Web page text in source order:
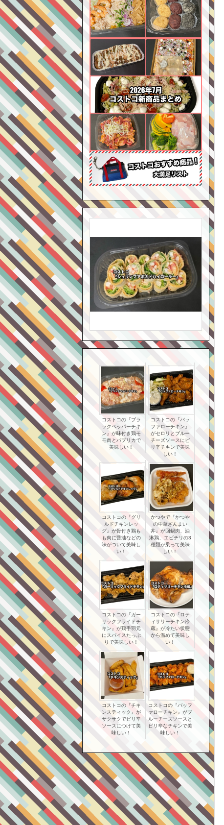
コストコの『ブラ
ックペッパーチキ
ン』が味付き鶏モ
モ肉とパプリカで
美味しい！
コストコの『バッ
ファローチキン』
がセロリとブルー
チーズソースにピ
リ辛チキンで美味
しい！
コストコの『グリ
ルドチキンレッ
グ』が骨付き鶏も
も肉に醤油などの
味がついて美味し
い！
かつやで『かつや
の中華ざんまい
丼』が回鍋肉、油
淋鶏、エビチリの3
種類が乗って美味
しい！
コストコの『ガー
リックフライドチ
キン』が鶏手羽元
にスパイスたっぷ
りで美味しい！
コストコの『ロテ
ィサリーチキン冷
蔵』が冷たい状態
から温めて美味し
い！
コストコの『チキ
ンスティック』が
サクサクでピリ辛
ソースにつけて美
味しい！
コストコの『バッフ
ァローチキン』がブ
ルーチーズソースと
ピリ辛なチキンで美
味しい！